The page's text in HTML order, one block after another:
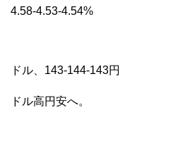
4.58-4.53-4.54%
ドル、143-144-143円
ドル高円安へ。